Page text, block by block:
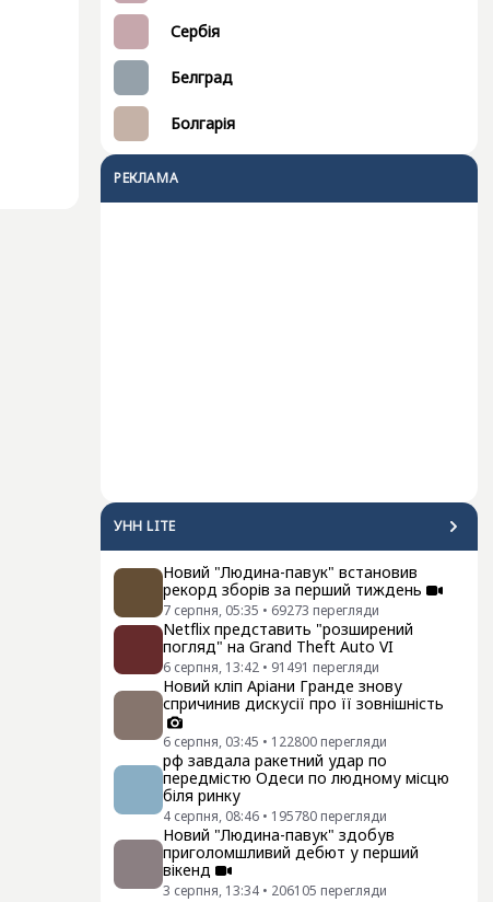
Сербія
Белград
Болгарія
РЕКЛАМА
УНН LITE
Новий "Людина-павук" встановив
рекорд зборів за перший тиждень
7 серпня, 05:35 • 69273 перегляди
Netflix представить "розширений
погляд" на Grand Theft Auto VI
6 серпня, 13:42 • 91491 перегляди
Новий кліп Аріани Гранде знову
спричинив дискусії про її зовнішність
6 серпня, 03:45 • 122800 перегляди
рф завдала ракетний удар по
передмістю Одеси по людному місцю
біля ринку
4 серпня, 08:46 • 195780 перегляди
Новий "Людина-павук" здобув
приголомшливий дебют у перший
вікенд
3 серпня, 13:34 • 206105 перегляди